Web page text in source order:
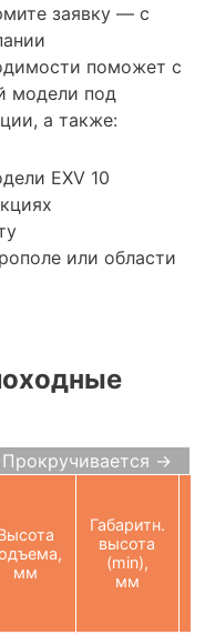
заявку — с
поможет с
модели под
а также:
EXV 10
или области
→
мм
Габаритн.
высота
(min),
мм